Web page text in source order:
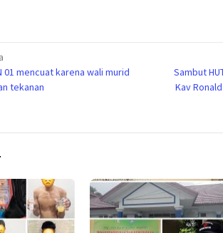
01 mencuat karena wali murid
tekanan
Sambut
Kav